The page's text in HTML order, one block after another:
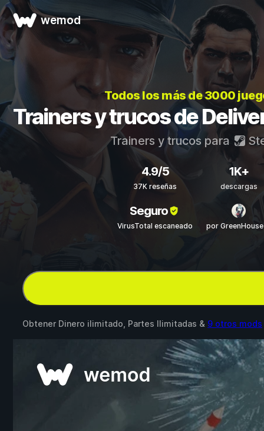
wemod
Todos los más de 3000
Trainers y trucos de
Trainers y trucos para
4.9/5
37K reseñas
1K+
descargas
Seguro
VirusTotal escaneado por
Obtener Dinero ilimitado, Partes Ilimitadas & 9 otros mods